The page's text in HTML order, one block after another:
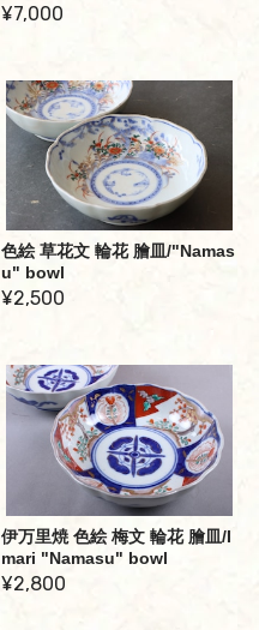
¥7,000
色絵 草花文 輪花 膾皿/"Namas
u" bowl
¥2,500
伊万里焼 色絵 梅文 輪花 膾皿/I
mari "Namasu" bowl
¥2,800